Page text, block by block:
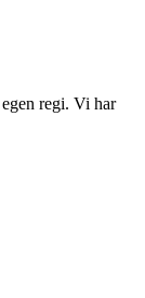
regi. Vi har